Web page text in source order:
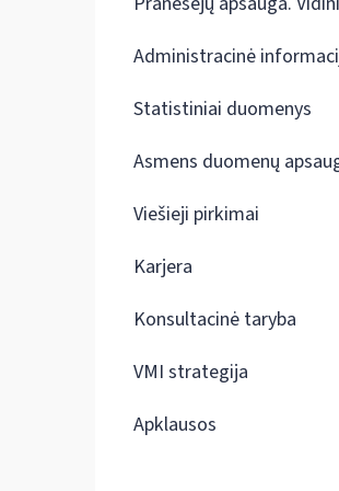
Administracinė
Statistiniai duomenys
Asmens duomenų
Viešieji pirkimai
Karjera
Konsultacinė taryba
VMI strategija
Apklausos